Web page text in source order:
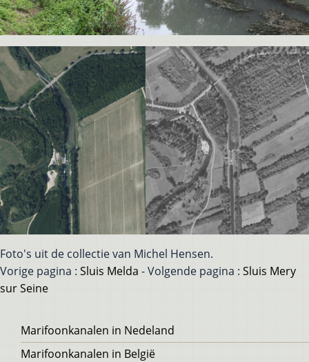
Foto's uit de collectie van Michel Hensen.
Vorige pagina : Sluis Melda - Volgende pagina : Sluis Mery
sur Seine
Voet
Marifoonkanalen in Nedeland
Marifoonkanalen in België